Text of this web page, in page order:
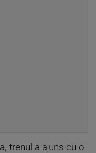
trenul a ajuns cu o